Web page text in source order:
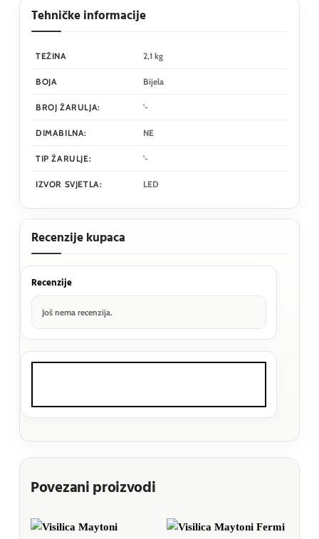
Tehničke informacije
TEŽINA 2,1 kg
BOJA Bijela
BROJ ŽARULJA: '-
DIMABILNA: NE
TIP ŽARULJE: '-
IZVOR SVJETLA: LED
Recenzije kupaca
Recenzije
Još nema recenzija.
Povezani proizvodi